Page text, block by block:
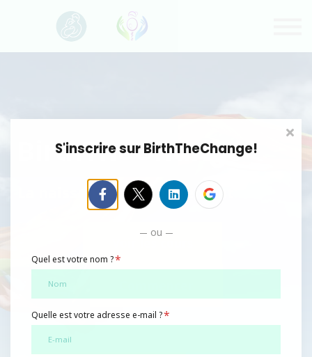
Offres spéciales
Contact
BirthTheChange®
La naissance du changement
S'inscrire sur BirthTheChange!
ou
Quel est votre nom ?*
Quelle est votre adresse e-mail ?*